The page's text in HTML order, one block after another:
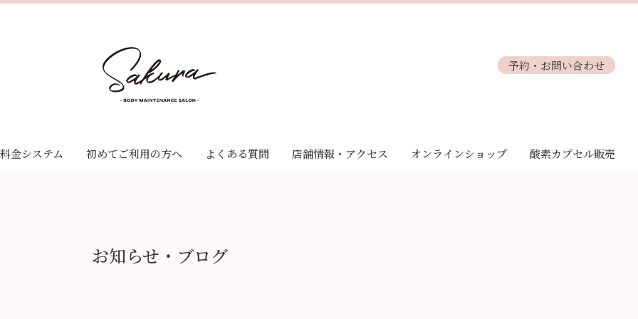
予約・お問い合わせ
料金システム 初めてご利用の方へ よくある質問 店舗情報・アクセス オンラインショップ 酸素カプセル販売
お知らせ・ブログ